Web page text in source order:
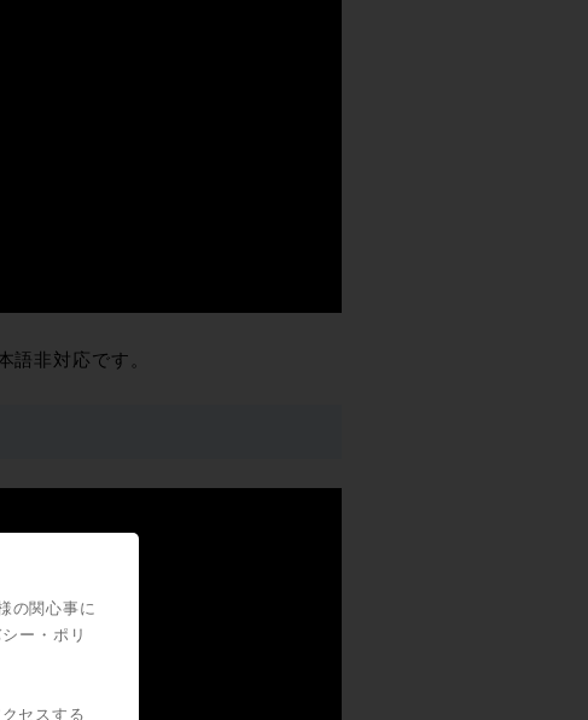
非対応です。
の関心事に
ー・ポリ
セスする